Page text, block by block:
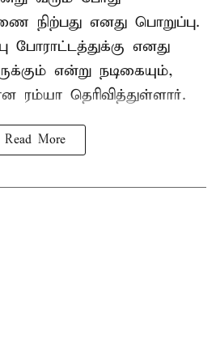
நிற்பது எனது பொறுப்பு.
போராட்டத்துக்கு எனது
என்று நடிகையும்,
ரம்யா தெரிவித்துள்ளார்.
Read More